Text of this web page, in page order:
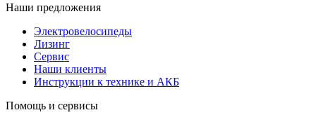
Наши предложения
Электровелосипеды
Лизинг
Сервис
Наши клиенты
Инструкции к технике и АКБ
Помощь и сервисы